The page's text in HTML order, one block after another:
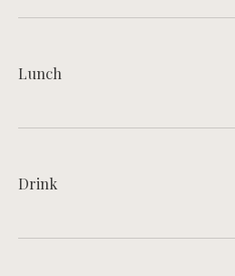
Lunch
Drink